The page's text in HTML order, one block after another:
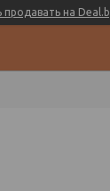
продавать на